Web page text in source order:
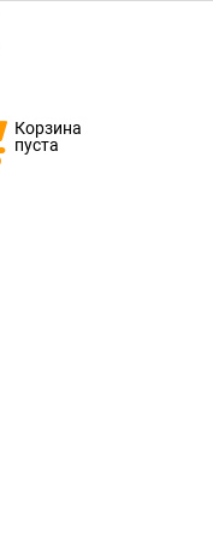
Корзина
пуста